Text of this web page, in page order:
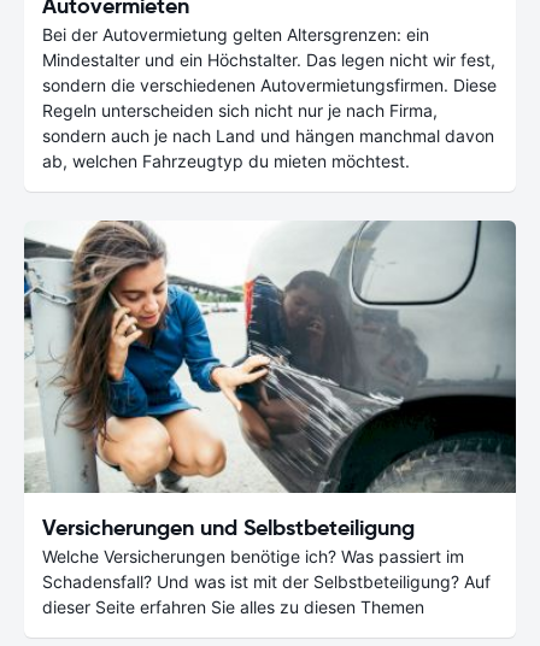
Bei der Autovermietung gelten Altersgrenzen: ein
Mindestalter und ein Höchstalter. Das legen nicht wir fest,
sondern die verschiedenen Autovermietungsfirmen. Diese
Regeln unterscheiden sich nicht nur je nach Firma,
sondern auch je nach Land und hängen manchmal davon
ab, welchen Fahrzeugtyp du mieten möchtest.
Versicherungen und Selbstbeteiligung
Welche Versicherungen benötige ich? Was passiert im
Schadensfall? Und was ist mit der Selbstbeteiligung? Auf
dieser Seite erfahren Sie alles zu diesen Themen